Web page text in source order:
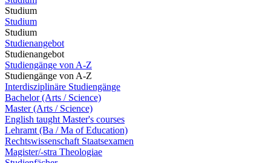
Studium
Studium
Studium
Studienangebot
Studienangebot
Studiengänge von A-Z
Studiengänge von A-Z
Interdisziplinäre Studiengänge
Bachelor (Arts / Science)
Master (Arts / Science)
English taught Master's courses
Lehramt (Ba / Ma of Education)
Rechtswissenschaft Staatsexamen
Magister/-stra Theologiae